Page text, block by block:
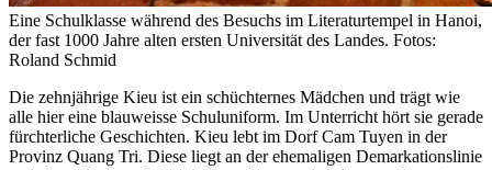
Eine Schulklasse während des Besuchs im Literaturtempel in Hanoi,
der fast 1000 Jahre alten ersten Universität des Landes. Fotos:
Roland Schmid
Die zehnjährige Kieu ist ein schüchternes Mädchen und trägt wie
alle hier eine blauweisse Schuluniform. Im Unterricht hört sie gerade
fürchterliche Geschichten. Kieu lebt im Dorf Cam Tuyen in der
Provinz Quang Tri. Diese liegt an der ehemaligen Demarkationslinie